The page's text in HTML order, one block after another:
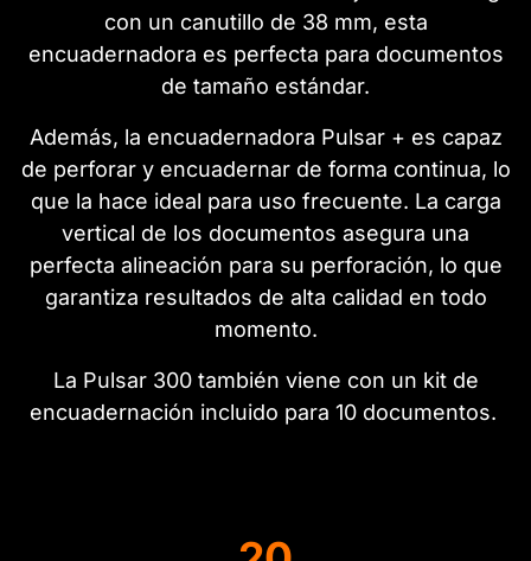
con un canutillo de 38 mm, esta
encuadernadora es perfecta para documentos
de tamaño estándar.
Además, la encuadernadora Pulsar + es capaz
de perforar y encuadernar de forma continua, lo
que la hace ideal para uso frecuente. La carga
vertical de los documentos asegura una
perfecta alineación para su perforación, lo que
garantiza resultados de alta calidad en todo
momento.
La Pulsar 300 también viene con un kit de
encuadernación incluido para 10 documentos.